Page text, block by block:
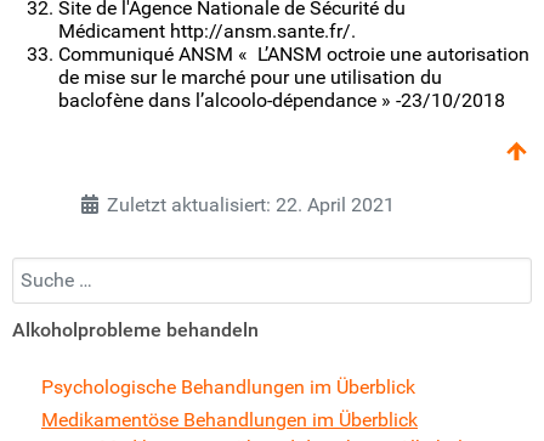
Site de l'Agence Nationale de Sécurité du
Médicament http://ansm.sante.fr/.
Communiqué ANSM « L’ANSM octroie une autorisation
de mise sur le marché pour une utilisation du
baclofène dans l’alcoolo-dépendance » -23/10/2018
Zuletzt aktualisiert: 22. April 2021
Suchen...
Alkoholprobleme behandeln
Psychologische Behandlungen im Überblick
Medikamentöse Behandlungen im Überblick